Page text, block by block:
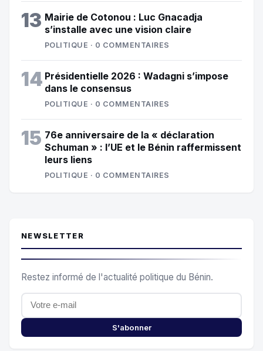
13 Mairie de Cotonou : Luc Gnacadja
s’installe avec une vision claire
POLITIQUE · 0 COMMENTAIRES
14 Présidentielle 2026 : Wadagni s’impose
dans le consensus
POLITIQUE · 0 COMMENTAIRES
15 76e anniversaire de la « déclaration
Schuman » : l’UE et le Bénin raffermissent
leurs liens
POLITIQUE · 0 COMMENTAIRES
NEWSLETTER
Restez informé de l'actualité politique du Bénin.
S'abonner